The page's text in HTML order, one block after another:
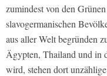
zumindest von den
slavogermanischen
aus aller Welt begründen
Ägypten, Thailand und in
wird, stehen dort